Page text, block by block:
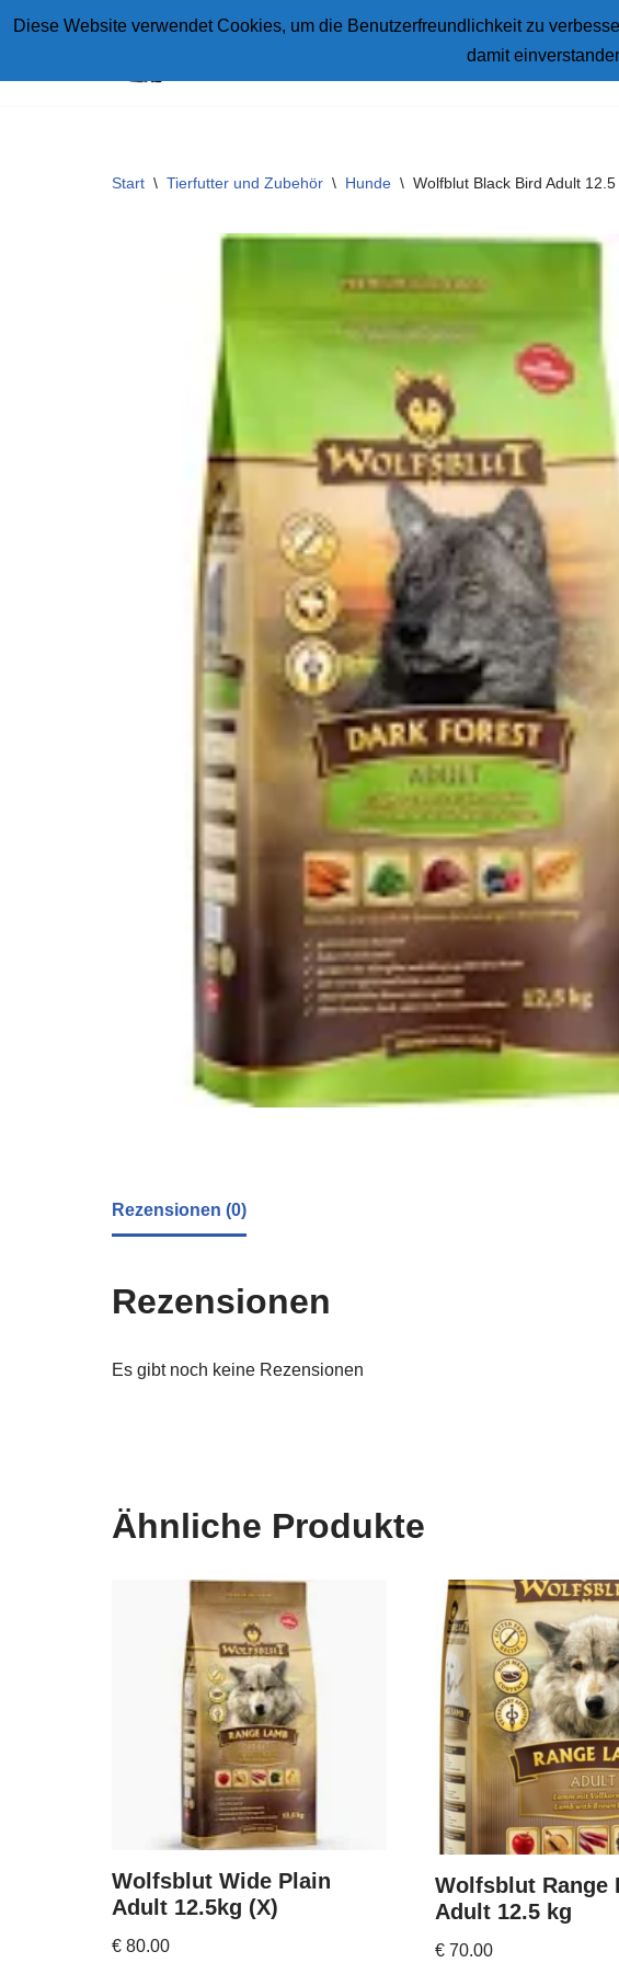
Start \ Tierfutter und Zubehör \ Hunde \ Wolfblut Black Bird Adult 12.5
Rezensionen (0)
Rezensionen
Es gibt noch keine Rezensionen
Ähnliche Produkte
Wolfsblut Wide Plain
Adult 12.5kg (X)
€ 80.00
Wolfsblut Range
Adult 12.5 kg
€70.00
Diese Website verwendet Cookies, um die Benutzerfreundlichkeit zu
damit